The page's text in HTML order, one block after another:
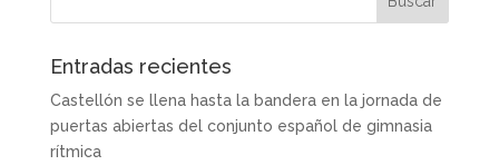
Entradas recientes
Castellón se llena hasta la bandera en la jornada de
puertas abiertas del conjunto español de gimnasia
rítmica